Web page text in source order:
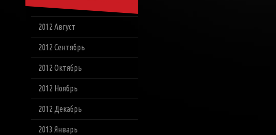
2012 Август
2012 Сентябрь
2012 Октябрь
2012 Ноябрь
2012 Декабрь
2013 Январь